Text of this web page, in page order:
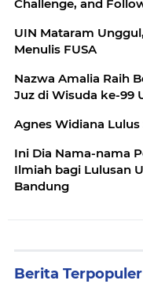
Challenge, and
UIN Mataram
Menulis FUSA
Nazwa Amalia Raih
Juz di Wisuda ke-99
Agnes Widiana Lulus
Ini Dia Nama-nama
Ilmiah bagi Lulusan
Bandung
Berita Terpopuler